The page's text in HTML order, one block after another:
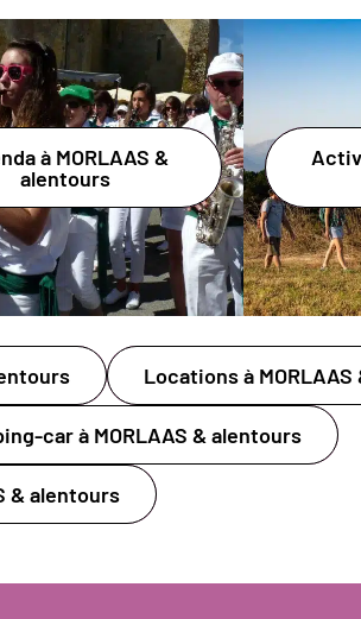
à MORLAAS &
alentours
Locations à
car à MORLAAS & alentours
& alentours